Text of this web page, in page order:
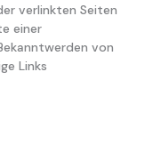
verlinkten Seiten
einer
von
Links